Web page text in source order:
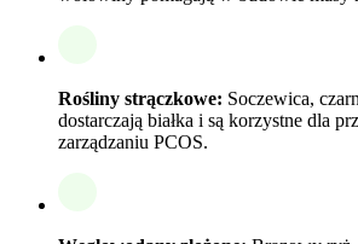
Rośliny strączkowe: Soczewica,
dostarczają białka i są korzystne dla
zarządzaniu PCOS.